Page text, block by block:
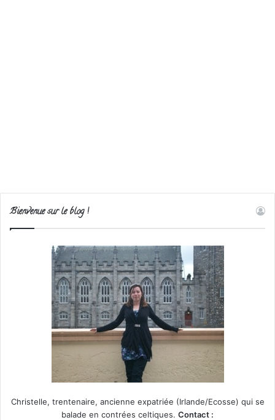
Bienvenue sur le blog !
Christelle, trentenaire, ancienne expatriée (Irlande/Ecosse) qui se
balade en contrées celtiques. Contact :